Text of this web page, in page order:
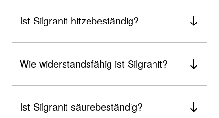
Ist Silgranit hitzebeständig?
Wie widerstandsfähig ist Silgranit?
Ist Silgranit säurebeständig?